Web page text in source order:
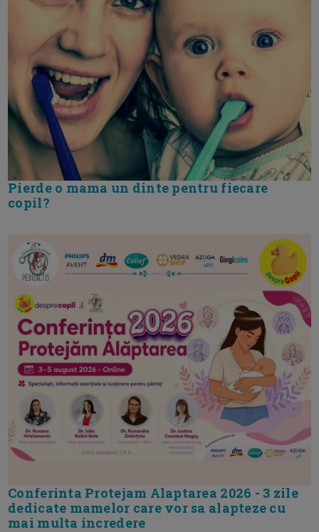
Pierde o mama un dinte pentru fiecare
copil?
Conferinta Protejam Alaptarea 2026 - 3 zile
dedicate mamelor care vor sa alapteze cu
mai multa incredere